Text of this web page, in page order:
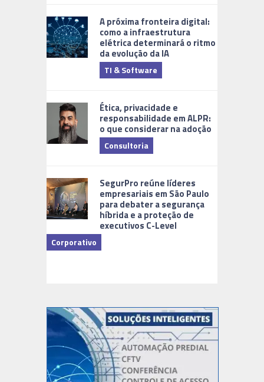
A próxima fronteira digital:
como a infraestrutura
elétrica determinará o ritmo
da evolução da IA
TI & Software
Ética, privacidade e
responsabilidade em ALPR:
o que considerar na adoção
Consultoria
SegurPro reúne líderes
empresariais em São Paulo
para debater a segurança
híbrida e a proteção de
executivos C-Level
Corporativo